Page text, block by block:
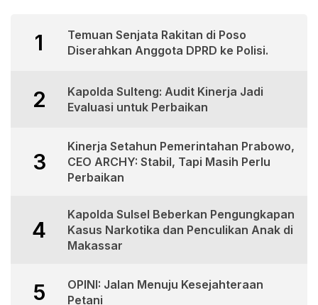
1
Temuan Senjata Rakitan di Poso
Diserahkan Anggota DPRD ke Polisi.
2
Kapolda Sulteng: Audit Kinerja Jadi
Evaluasi untuk Perbaikan
3
Kinerja Setahun Pemerintahan Prabowo,
CEO ARCHY: Stabil, Tapi Masih Perlu
Perbaikan
4
Kapolda Sulsel Beberkan Pengungkapan
Kasus Narkotika dan Penculikan Anak di
Makassar
5
OPINI: Jalan Menuju Kesejahteraan
Petani